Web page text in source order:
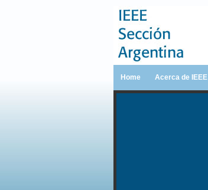
Home Acerca de IEEE